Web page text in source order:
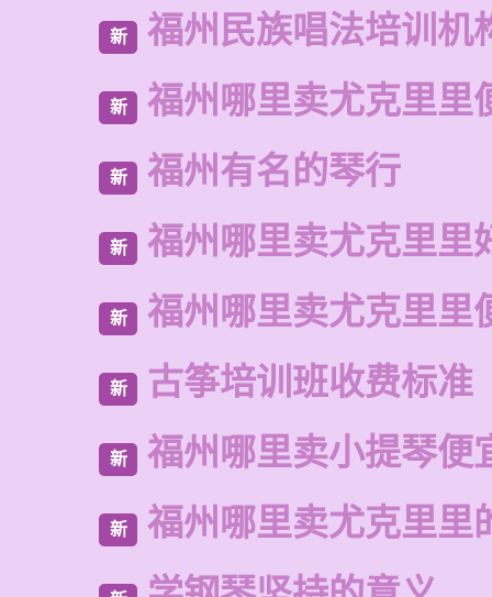
新 福州民族唱法培训机
新 福州哪里卖尤克里里
新 福州有名的琴行
新 福州哪里卖尤克里里
新 福州哪里卖尤克里里
新 古筝培训班收费标准
新 福州哪里卖小提琴便
新 福州哪里卖尤克里里